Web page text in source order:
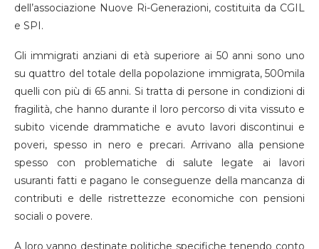
dell’associazione Nuove Ri-Generazioni, costituita da CGIL
e SPI.
Gli immigrati anziani di età superiore ai 50 anni sono uno
su quattro del totale della popolazione immigrata, 500mila
quelli con più di 65 anni. Si tratta di persone in condizioni di
fragilità, che hanno durante il loro percorso di vita vissuto e
subito vicende drammatiche e avuto lavori discontinui e
poveri, spesso in nero e precari. Arrivano alla pensione
spesso con problematiche di salute legate ai lavori
usuranti fatti e pagano le conseguenze della mancanza di
contributi e delle ristrettezze economiche con pensioni
sociali o povere.
A loro vanno destinate politiche specifiche tenendo conto